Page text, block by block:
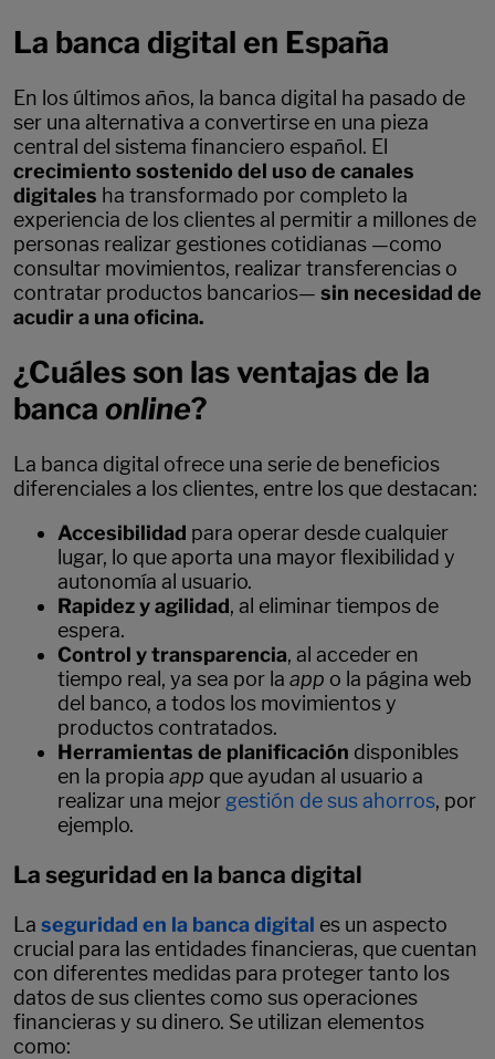
La banca digital en España
En los últimos años, la banca digital ha pasado de
ser una alternativa a convertirse en una pieza
central del sistema financiero español. El
crecimiento sostenido del uso de canales
digitales ha transformado por completo la
experiencia de los clientes al permitir a millones de
personas realizar gestiones cotidianas —como
consultar movimientos, realizar transferencias o
contratar productos bancarios— sin necesidad de
acudir a una oficina.
¿Cuáles son las ventajas de la
banca online?
La banca digital ofrece una serie de beneficios
diferenciales a los clientes, entre los que destacan:
Accesibilidad para operar desde cualquier
lugar, lo que aporta una mayor flexibilidad y
autonomía al usuario.
Rapidez y agilidad, al eliminar tiempos de
espera.
Control y transparencia, al acceder en
tiempo real, ya sea por la app o la página web
del banco, a todos los movimientos y
productos contratados.
Herramientas de planificación disponibles
en la propia app que ayudan al usuario a
realizar una mejor gestión de sus ahorros, por
ejemplo.
La seguridad en la banca digital
La seguridad en la banca digital es un aspecto
crucial para las entidades financieras, que cuentan
con diferentes medidas para proteger tanto los
datos de sus clientes como sus operaciones
financieras y su dinero. Se utilizan elementos
como: